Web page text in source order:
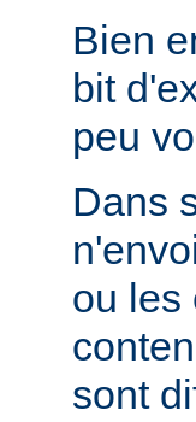
Bien
bit
peu
Dans
ou les
sont